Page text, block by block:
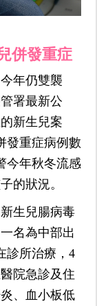
併發重症
年仍雙襲
署最新公
新生兒案
發重症病例數
今年秋冬流感
的狀況。
生兒腸病毒
名為中部出
診所治療，4
院急診及住
、血小板低